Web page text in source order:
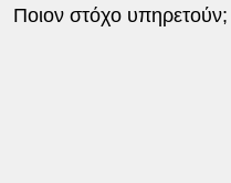
Ποιον στόχο